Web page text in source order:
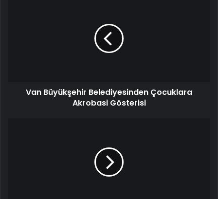
Van Büyükşehir Belediyesinden Çocuklara
Akrobasi Gösterisi